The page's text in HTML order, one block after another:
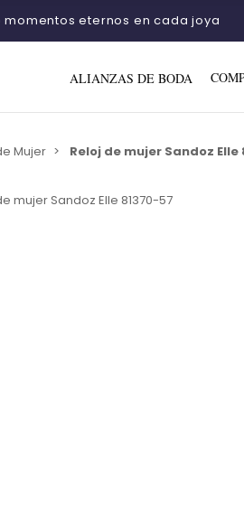
momentos eternos en cada joya
ALIANZAS DE BODA
Mujer Reloj de mujer Sandoz Elle